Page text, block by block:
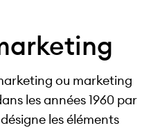
ou marketing
les années 1960 par
les éléments